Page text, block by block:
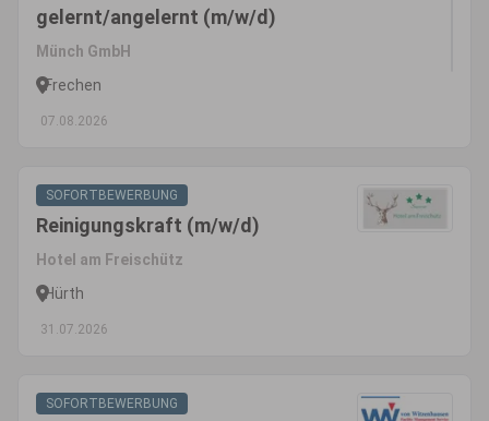
gelernt/angelernt (m/w/d)
Münch GmbH
Frechen
07.08.2026
SOFORTBEWERBUNG
Reinigungskraft (m/w/d)
Hotel am Freischütz
Hürth
31.07.2026
SOFORTBEWERBUNG